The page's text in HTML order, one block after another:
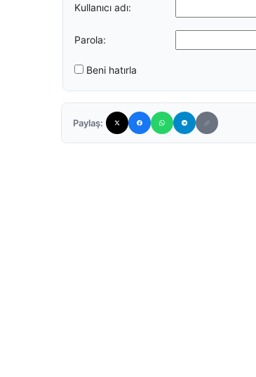
Kullanıcı adı:
Parola:
Beni hatırla
Paylaş: